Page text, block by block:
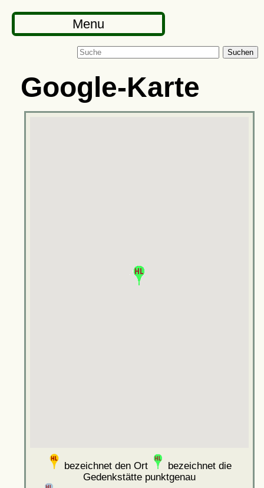
Menu
Suchen
Google-Karte
bezeichnet den Ort
bezeichnet die
Gedenkstätte punktgenau